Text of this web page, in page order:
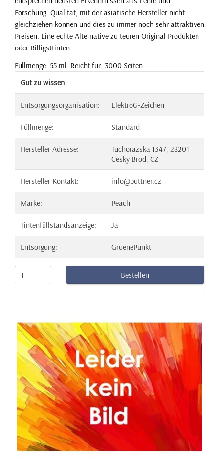
Forschung. Qualität, mit der asiatische Hersteller nicht
gleichziehen können und dies zu immer noch sehr attraktiven
Preisen. Eine echte Alternative zu teuren Original Produkten
oder Billigsttinten.
Füllmenge: 55 ml. Reicht für: 3000 Seiten.
Gut zu wissen
Entsorgungsorganisation: ElektroG-Zeichen
Füllmenge: Standard
Hersteller Adresse:
Tuchorazska 1347, 28201
Cesky Brod, CZ
Hersteller Kontakt: info@buttner.cz
Marke: Peach
Tintenfüllstandsanzeige: Ja
Entsorgung: GruenePunkt
Bestellen